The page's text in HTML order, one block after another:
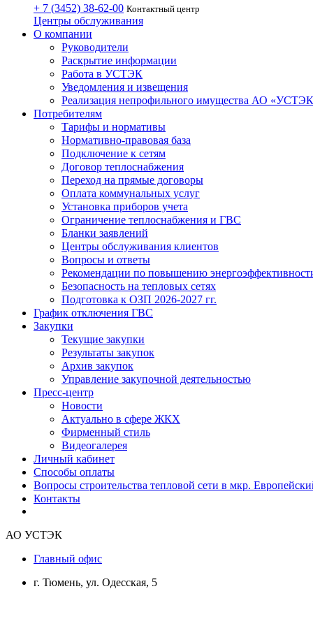
+ 7 (3452) 38-62-00 Контактный центр
Центры обслуживания
О компании
Руководители
Раскрытие информации
Работа в УСТЭК
Уведомления и извещения
Реализация непрофильного имущества АО
Потребителям
Тарифы и нормативы
Нормативно-правовая база
Подключение к сетям
Договор теплоснабжения
Переход на прямые договоры
Оплата коммунальных услуг
Установка приборов учета
Ограничение теплоснабжения и ГВС
Бланки заявлений
Центры обслуживания клиентов
Вопросы и ответы
Рекомендации по повышению
Безопасность на тепловых сетях
Подготовка к ОЗП 2026-2027 гг.
График отключения ГВС
Закупки
Текущие закупки
Результаты закупок
Архив закупок
Управление закупочной деятельностью
Пресс-центр
Новости
Актуально в сфере ЖКХ
Фирменный стиль
Видеогалерея
Личный кабинет
Способы оплаты
Вопросы строительства тепловой сети в мкр.
Контакты
АО УСТЭК
Главный офис
г. Тюмень, ул. Одесская, 5